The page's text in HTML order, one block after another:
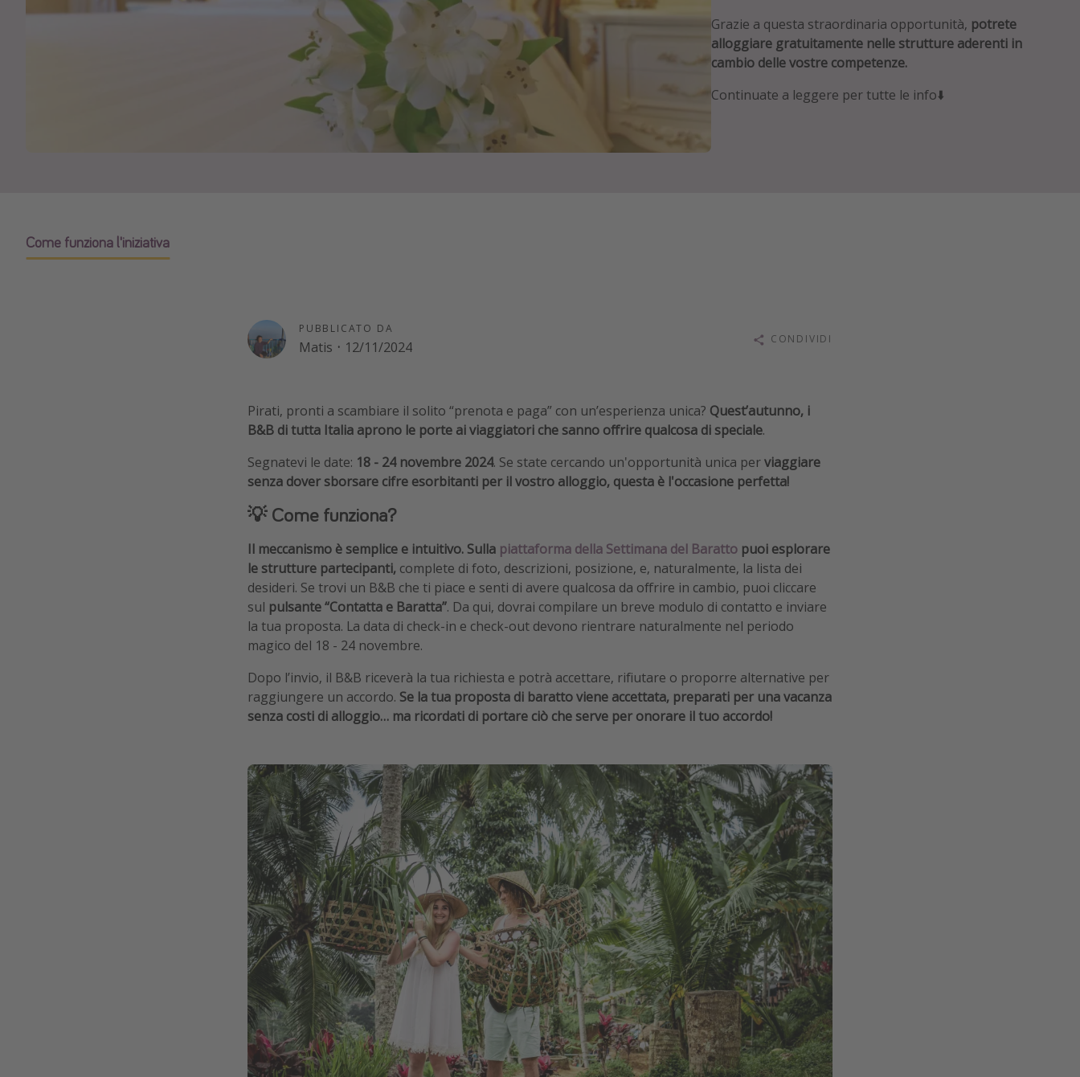
Grazie a questa straordinaria opportunità, potrete
alloggiare gratuitamente nelle strutture aderenti in
cambio delle vostre competenze.
Continuate a leggere per tutte le info⬇️
Come funziona l'iniziativa
PUBBLICATO DA
Matis · 12/11/2024 CONDIVIDI
Pirati, pronti a scambiare il solito “prenota e paga” con un’esperienza unica? Quest’autunno, i
B&B di tutta Italia aprono le porte ai viaggiatori che sanno offrire qualcosa di speciale.
Segnatevi le date: 18 - 24 novembre 2024. Se state cercando un'opportunità unica perviaggiare
senza dover sborsare cifre esorbitanti per il vostro alloggio, questa è l'occasione perfetta!
💡 Come funziona?
Il meccanismo è semplice e intuitivo. Sulla piattaforma della Settimana del Baratto puoi esplorare
le strutture partecipanti, complete di foto, descrizioni, posizione, e, naturalmente, la lista dei
desideri. Se trovi un B&B che ti piace e senti di avere qualcosa da offrire in cambio, puoi cliccare
sul pulsante “Contatta e Baratta”. Da qui, dovrai compilare un breve modulo di contatto e inviare
la tua proposta. La data di check-in e check-out devono rientrare naturalmente nel periodo
magico del 18 - 24 novembre.
Dopo l’invio, il B&B riceverà la tua richiesta e potrà accettare, rifiutare o proporre alternative per
raggiungere un accordo. Se la tua proposta di baratto viene accettata, preparati per una vacanza
senza costi di alloggio… ma ricordati di portare ciò che serve per onorare il tuo accordo!